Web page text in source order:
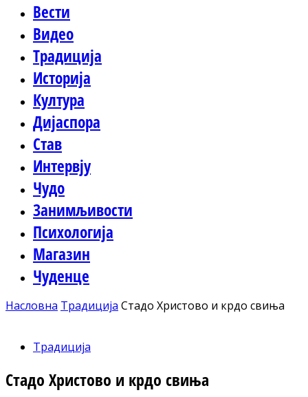
Вести
Видео
Традиција
Историја
Култура
Дијаспора
Став
Интервју
Чудо
Занимљивости
Психологија
Магазин
Чуденце
Насловна Традиција Стадо Христово и крдо свиња
Традиција
Стадо Христово и крдо свиња